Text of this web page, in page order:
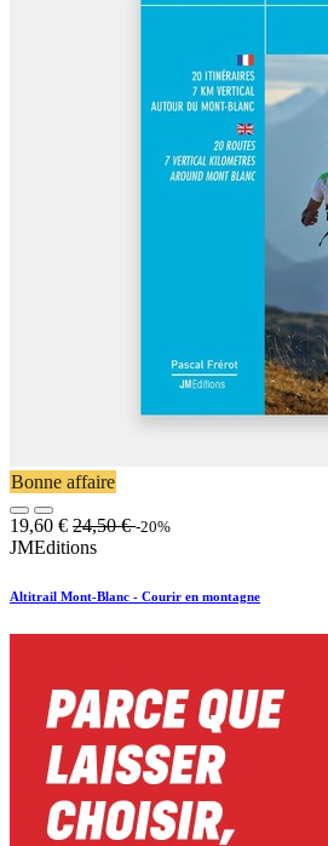
Bonne affaire
19,60 € 24,50€ -20%
JMEditions
Altitrail Mont-Blanc - Courir en montagne